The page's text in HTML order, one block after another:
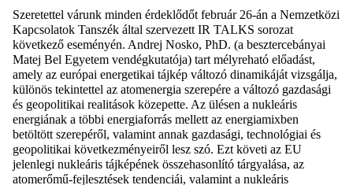
Szeretettel várunk minden érdeklődőt február 26-án a Nemzetközi
Kapcsolatok Tanszék által szervezett IR TALKS sorozat
következő eseményén. Andrej Nosko, PhD. (a besztercebányai
Matej Bel Egyetem vendégkutatója) tart mélyreható előadást,
amely az európai energetikai tájkép változó dinamikáját vizsgálja,
különös tekintettel az atomenergia szerepére a változó gazdasági
és geopolitikai realitások közepette. Az ülésen a nukleáris
energiának a többi energiaforrás mellett az energiamixben
betöltött szerepéről, valamint annak gazdasági, technológiai és
geopolitikai következményeiről lesz szó. Ezt követi az EU
jelenlegi nukleáris tájképének összehasonlító tárgyalása, az
atomerőmű-fejlesztések tendenciái, valamint a nukleáris